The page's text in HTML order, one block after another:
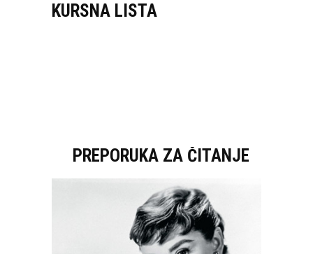
KURSNA LISTA
PREPORUKA ZA ČITANJE